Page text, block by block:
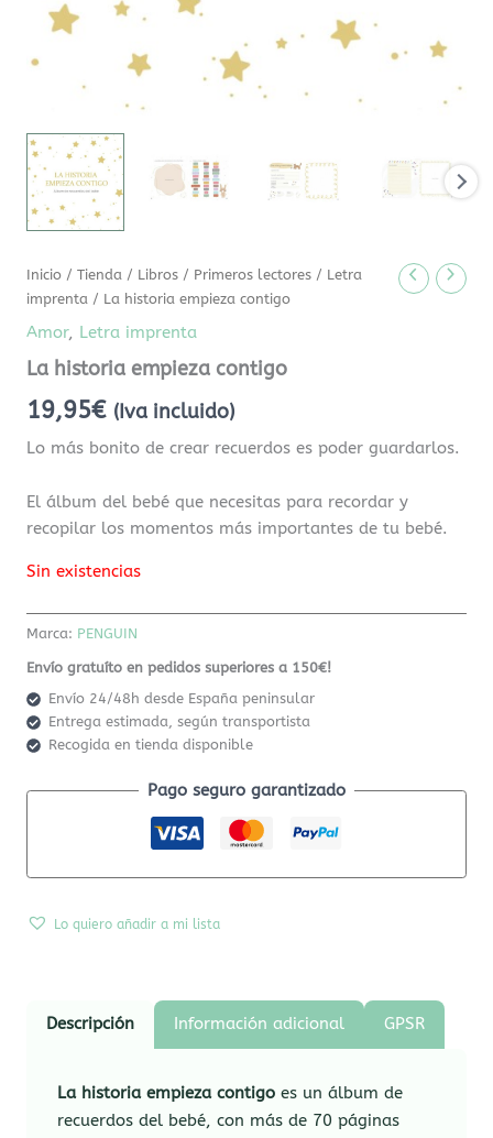
Inicio /Tienda / Libros / Primeros lectores / Letra
imprenta / La historia empieza contigo
Amor, Letra imprenta
La historia empieza contigo
19,95€ (Iva incluido)
Lo más bonito de crear recuerdos es poder guardarlos.
El álbum del bebé que necesitas para recordar y
recopilar los momentos más importantes de tu bebé.
Sin existencias
Marca: PENGUIN
Envío gratuíto en pedidos superiores a 150€!
Envío 24/48h desde España peninsular
Entrega estimada, según transportista
Recogida en tienda disponible
Pago seguro garantizado
Lo quiero añadir a mi lista
Descripción Información adicional GPSR
La historia empieza contigo es un álbum de
recuerdos del bebé, con más de 70 páginas